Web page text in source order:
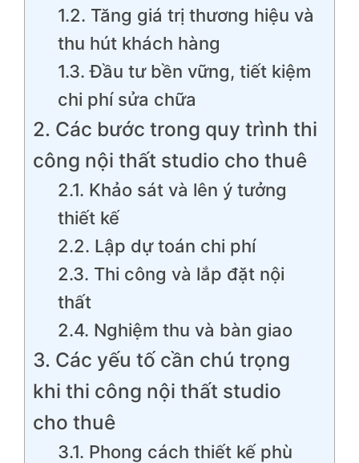
1.2. Tăng giá trị thương hiệu và
thu hút khách hàng
1.3. Đầu tư bền vững, tiết kiệm
chi phí sửa chữa
2. Các bước trong quy trình thi
công nội thất studio cho thuê
2.1. Khảo sát và lên ý tưởng
thiết kế
2.2. Lập dự toán chi phí
2.3. Thi công và lắp đặt nội
thất
2.4. Nghiệm thu và bàn giao
3. Các yếu tố cần chú trọng
khi thi công nội thất studio
cho thuê
3.1. Phong cách thiết kế phù